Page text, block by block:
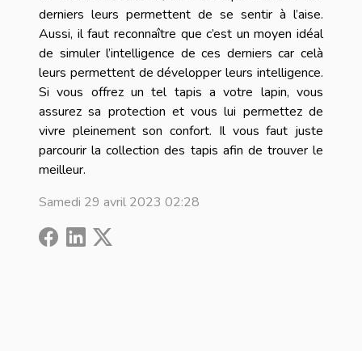
derniers leurs permettent de se sentir à l’aise.
Aussi, il faut reconnaître que c’est un moyen idéal
de simuler l’intelligence de ces derniers car celà
leurs permettent de développer leurs intelligence.
Si vous offrez un tel tapis a votre lapin, vous
assurez sa protection et vous lui permettez de
vivre pleinement son confort. Il vous faut juste
parcourir la collection des tapis afin de trouver le
meilleur.
Samedi 29 avril 2023 02:28